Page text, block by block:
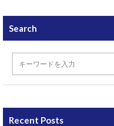
Search
Recent Posts